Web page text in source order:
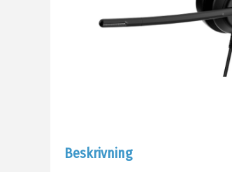
Beskrivning